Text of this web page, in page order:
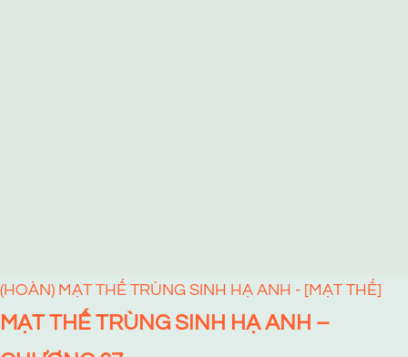
(HOÀN) MẠT THẾ TRÙNG SINH HẠ ANH - [MẠT THẾ]
MẠT THẾ TRÙNG SINH HẠ ANH –